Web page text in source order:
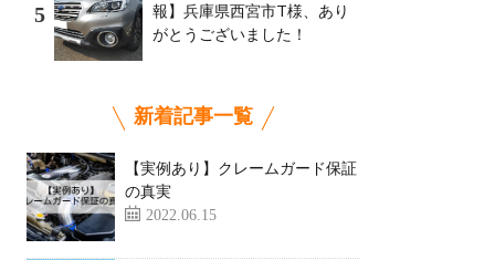
5
報】兵庫県西宮市T様、あり
がとうございました！
新着記事一覧
【実例あり】クレームガード保証
の真実
2022.06.15